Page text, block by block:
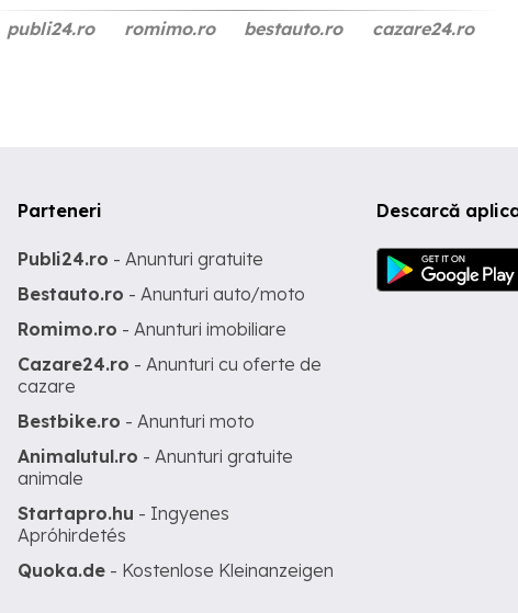
publi24.ro romimo.ro bestauto.ro cazare24.ro
Descarcă
Parteneri
Publi24.ro - Anunturi gratuite
Bestauto.ro - Anunturi auto/moto
Romimo.ro - Anunturi imobiliare
Cazare24.ro - Anunturi cu oferte de
cazare
Bestbike.ro - Anunturi moto
Animalutul.ro - Anunturi gratuite
animale
Startapro.hu - Ingyenes
Apróhirdetés
Quoka.de - Kostenlose Kleinanzeigen